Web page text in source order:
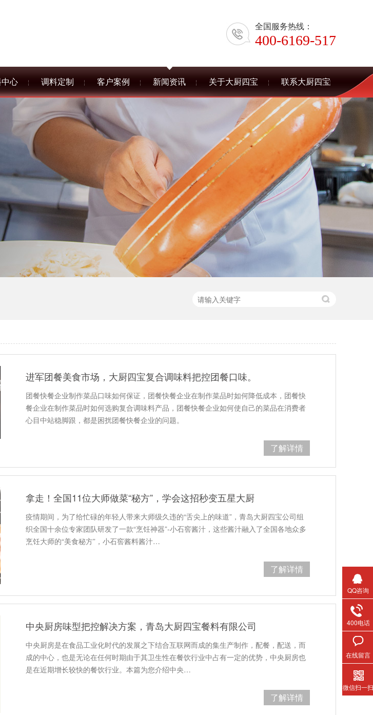
全国服务热线：
400-6169-517
心 调料定制 客户案例 新闻资讯 关于大厨四宝 联系大厨四宝
进军团餐美食市场，大厨四宝复合调味料把控团餐口味。
团餐快餐企业制作菜品口味如何保证，团餐快餐企业在制作菜品时如何降低成本，团餐快
餐企业在制作菜品时如何选购复合调味料产品，团餐快餐企业如何使自己的菜品在消费者
心目中站稳脚跟，都是困扰团餐快餐企业的问题。
了解详情
拿走！全国11位大师做菜“秘方”，学会这招秒变五星大厨
疫情期间，为了给忙碌的年轻人带来大师级久违的“舌尖上的味道”，青岛大厨四宝公司组
织全国十余位专家团队研发了一款“烹饪神器”-小石窖酱汁，这些酱汁融入了全国各地众多
烹饪大师的“美食秘方”，小石窖酱料酱汁…
了解详情
中央厨房味型把控解决方案，青岛大厨四宝餐料有限公司
中央厨房是在食品工业化时代的发展之下结合互联网而成的集生产制作，配餐，配送，而
成的中心，也是无论在任何时期由于其卫生性在餐饮行业中占有一定的优势，中央厨房也
是在近期增长较快的餐饮行业。本篇为您介绍中央…
了解详情
QQ咨询
400电话
在线留言
微信扫一扫